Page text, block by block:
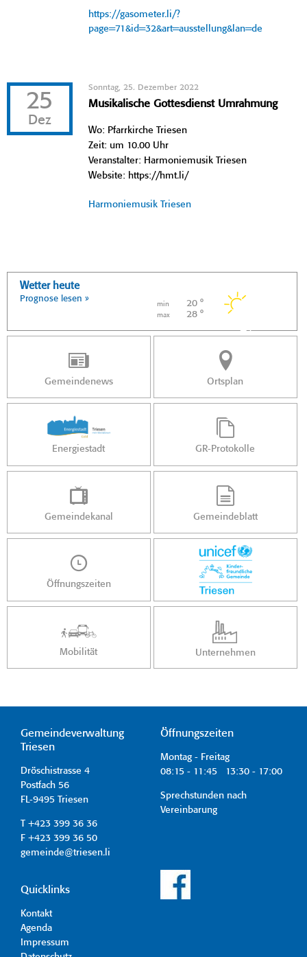
https://gasometer.li/?
page=71&id=32&art=ausstellung&lan=de
25
Dez
Sonntag, 25. Dezember 2022
Musikalische Gottesdienst Umrahmung
Wo: Pfarrkirche Triesen
Zeit: um 10.00 Uhr
Veranstalter: Harmoniemusik Triesen
Website: https://hmt.li/
Harmoniemusik Triesen
Wetter heute
Prognose lesen »
min 20 °
max 28 °
Gemeindenews Ortsplan
Energiestadt GR-Protokolle
Gemeindekanal Gemeindeblatt
Öffnungszeiten
Mobilität Unternehmen
Gemeindeverwaltung
Triesen
Dröschistrasse 4
Postfach 56
FL-9495 Triesen
T +423 399 36 36
F +423 399 36 50
gemeinde@triesen.li
Öffnungszeiten
Montag - Freitag
08:15 - 11:45 13:30 - 17:00
Sprechstunden nach
Vereinbarung
Quicklinks
Kontakt
Agenda
Impressum